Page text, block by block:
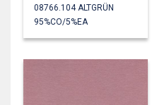
08766.104 ALTGRÜN
95%CO/5%EA